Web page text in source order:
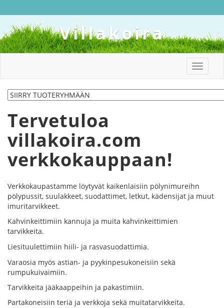
Villakoira
Toggle
Tervetuloa
villakoira.com
verkkokauppaan!
Verkkokaupastamme löytyvät kaikenlaisiin pölynimureihn
pölypussit, suulakkeet, suodattimet, letkut, kädensijat ja muut
imuritarvikkeet.
Kahvinkeittimiin kannuja ja muita kahvinkeittimien
tarvikkeita.
Liesituulettimiin hiili- ja rasvasuodattimia.
Varaosia myös astian- ja pyykinpesukoneisiin sekä
rumpukuivaimiin.
Tarvikkeita jääkaappeihin ja pakastimiin.
Partakoneisiin teriä ja verkkoja sekä muitatarvikkeita.